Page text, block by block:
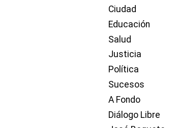
Ciudad
Educación
Salud
Justicia
Política
Sucesos
A Fondo
Diálogo Libre